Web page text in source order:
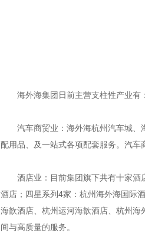
海外海集团日前主营支柱性产业有
汽车商贸业：海外海杭州汽车城
配用品、及一站式各项配套服务。汽车
酒店业：目前集团旗下共有十家
酒店；四星系列4家：杭州海外海国际
海歆酒店、杭州运河海歆酒店、杭州
间与高质量的服务。